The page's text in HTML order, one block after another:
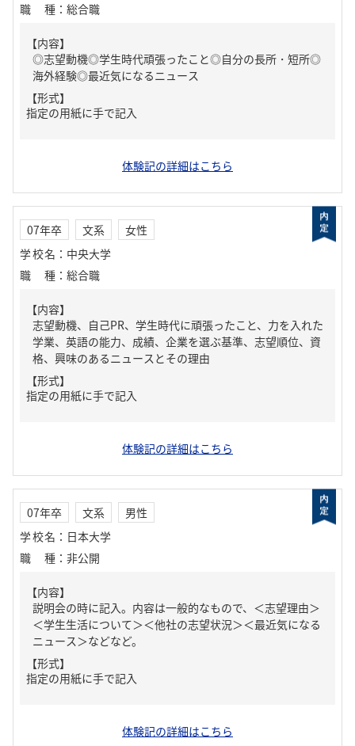
職種 ： 総合職
【内容】
◎志望動機◎学生時代頑張ったこと◎自分の長所・短所◎
海外経験◎最近気になるニュース
【形式】
指定の用紙に手で記入
体験記の詳細はこちら
07年卒 文系
女性
学校名 ： 中央大学
職種 ： 総合職
【内容】
志望動機、自己PR、学生時代に頑張ったこと、力を入れた
学業、英語の能力、成績、企業を選ぶ基準、志望順位、資
格、興味のあるニュースとその理由
【形式】
指定の用紙に手で記入
体験記の詳細はこちら
07年卒 文系
男性
学校名 ： 日本大学
職種 ： 非公開
【内容】
説明会の時に記入。内容は一般的なもので、＜志望理由＞
＜学生生活について＞＜他社の志望状況＞＜最近気になる
ニュース＞などなど。
【形式】
指定の用紙に手で記入
体験記の詳細はこちら